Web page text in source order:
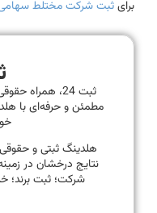
برایثبت شرکت مختلط
ثبت 24،
مطمئن و حرفه‌ای با
نتایج درخشان در
شرکت؛ ثبت برند؛